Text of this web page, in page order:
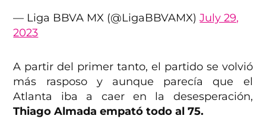
— Liga BBVA MX (@LigaBBVAMX)July 29,
2023
A partir del primer tanto, el partido se volvió
más rasposo y aunque parecía que el
Atlanta iba a caer en la desesperación,
Thiago Almada empató todo al 75.